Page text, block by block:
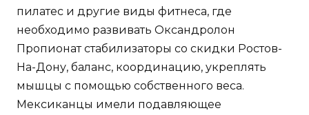
пилатес и другие виды фитнеса, где
необходимо развивать Оксандролон
Пропионат стабилизаторы со скидки Ростов-
На-Дону, баланс, координацию, укреплять
мышцы с помощью собственного веса.
Мексиканцы имели подавляющее